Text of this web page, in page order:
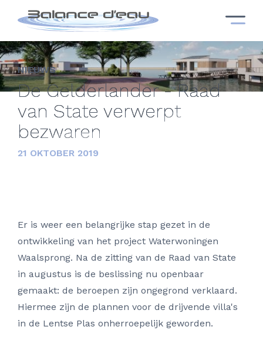
NIEUWS
De Gelderlander - Raad
van State verwerpt
bezwaren
21 OKTOBER 2019
Er is weer een belangrijke stap gezet in de
ontwikkeling van het project Waterwoningen
Waalsprong. Na de zitting van de Raad van State
in augustus is de beslissing nu openbaar
gemaakt: de beroepen zijn ongegrond verklaard.
Hiermee zijn de plannen voor de drijvende villa's
in de Lentse Plas onherroepelijk geworden.